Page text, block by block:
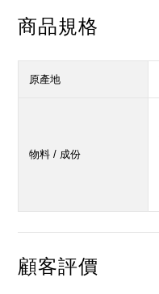
商品規格
原產地
物料 / 成份
顧客評價